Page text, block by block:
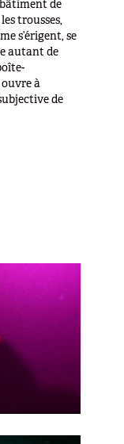
de
trousses,
s’érigent, se
autant de
à
de